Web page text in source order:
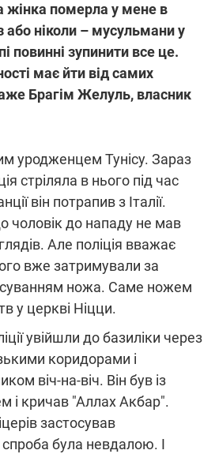
жінка померла у мене в
або ніколи – мусульмани у
повинні зупинити все це.
має йти від самих
Брагім Желуль, власник
уродженцем Тунісу. Зараз
стріляла в нього під час
він потрапив з Італії.
чоловік до нападу не мав
Але поліція вважає
вже затримували за
ножа. Саме ножем
у церкві Ніцци.
увійшли до базиліки через
коридорами і
віч-на-віч. Він був із
і кричав "Аллах Акбар".
застосував
була невдалою. І